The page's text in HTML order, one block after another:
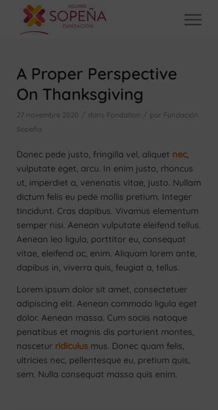
A Proper Perspective
On Thanksgiving
27 novembre 2020 / dans Fondation / par Fundación
Sopeña
Donec pede justo, fringilla vel, aliquet nec,
vulputate eget, arcu. In enim justo, rhoncus
ut, imperdiet a, venenatis vitae, justo. Nullam
dictum felis eu pede mollis pretium. Integer
tincidunt. Cras dapibus. Vivamus elementum
semper nisi. Aenean vulputate eleifend tellus.
Aenean leo ligula, porttitor eu, consequat
vitae, eleifend ac, enim. Aliquam lorem ante,
dapibus in, viverra quis, feugiat a, tellus.
Lorem ipsum dolor sit amet, consectetuer
adipiscing elit. Aenean commodo ligula eget
dolor. Aenean massa. Cum sociis natoque
penatibus et magnis dis parturient montes,
nascetur ridiculusmus. Donec quam felis,
ultricies nec, pellentesque eu, pretium quis,
sem. Nulla consequat massa quis enim.